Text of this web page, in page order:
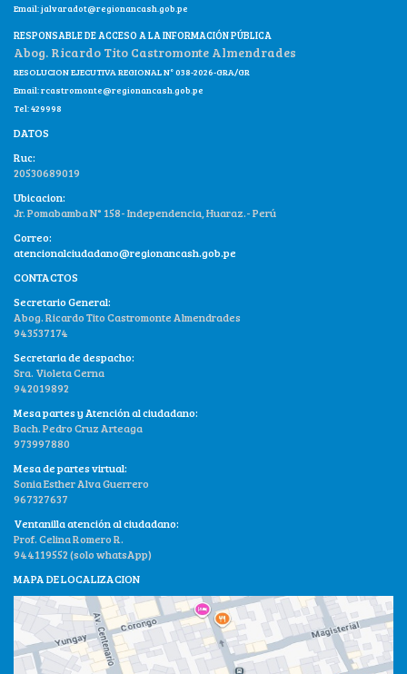
Email:jalvaradot@regionancash.gob.pe
RESPONSABLE DE ACCESO A LA INFORMACIÓN PÚBLICA
Abog. Ricardo Tito Castromonte Almendrades
RESOLUCION EJECUTIVA REGIONAL N° 038-2026-GRA/GR
Email:rcastromonte@regionancash.gob.pe
Tel: 429998
DATOS
Ruc:
20530689019
Ubicacion:
Jr. Pomabamba N° 158- Independencia, Huaraz.- Perú
Correo:
atencionalciudadano@regionancash.gob.pe
CONTACTOS
Secretario General:
Abog. Ricardo Tito Castromonte Almendrades
943537174
Secretaria de despacho:
Sra. Violeta Cerna
942019892
Mesa partes y Atención al ciudadano:
Bach. Pedro Cruz Arteaga
973997880
Mesa de partes virtual:
Sonia Esther Alva Guerrero
967327637
Ventanilla atención al ciudadano:
Prof. Celina Romero R.
944119552 (solo whatsApp)
MAPA DE LOCALIZACION